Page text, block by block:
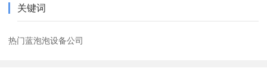
关键词
热门蓝泡泡设备公司